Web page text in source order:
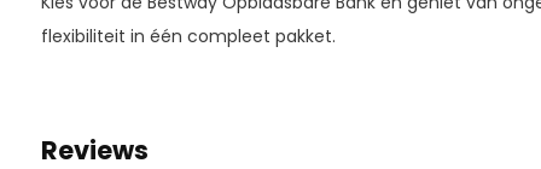
flexibiliteit in één compleet pakket.
Reviews